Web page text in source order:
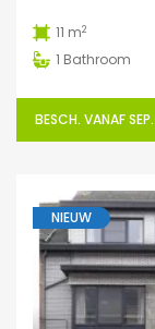
11 m2
1 Bathroom
BESCH. VANAF SEP.
NIEUW